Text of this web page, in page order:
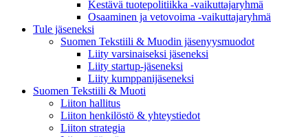
Kestävä tuotepolitiikka​ -vaikuttajaryhmä
Osaaminen ja vetovoima -vaikuttajaryhmä
Tule jäseneksi
Suomen Tekstiili & Muodin jäsenyysmuodot
Liity varsinaiseksi jäseneksi
Liity startup-jäseneksi
Liity kumppani­jäseneksi
Suomen Tekstiili & Muoti
Liiton hallitus
Liiton henkilöstö & yhteystiedot
Liiton strategia